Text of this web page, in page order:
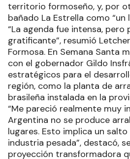
territorio formoseño, y, por
bañado La Estrella como “un
“La agenda fue intensa,
gratificante”, resumió
Formosa. En Semana Santa
con el gobernador Gildo
estratégicos para el
región, como la planta de
brasileña instalada en la
“Me pareció realmente muy
Argentina no se produce
lugares. Esto implica un
industria pesada”, destacó,
proyección transformadora